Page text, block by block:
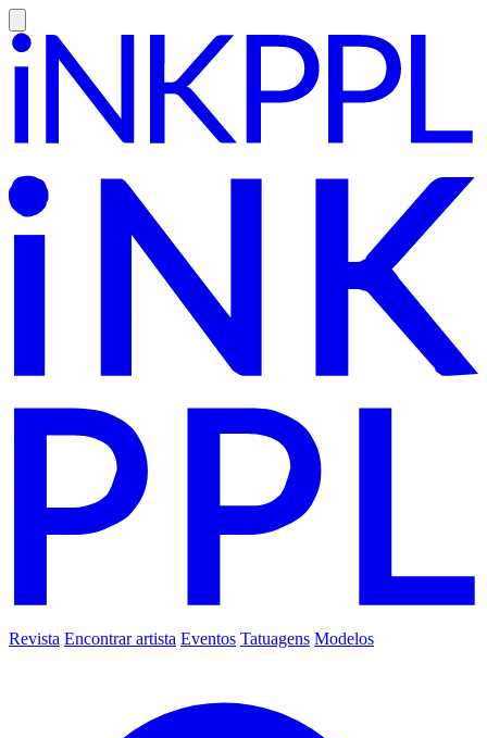
Revista Encontrar artista Eventos Tatuagens Modelos